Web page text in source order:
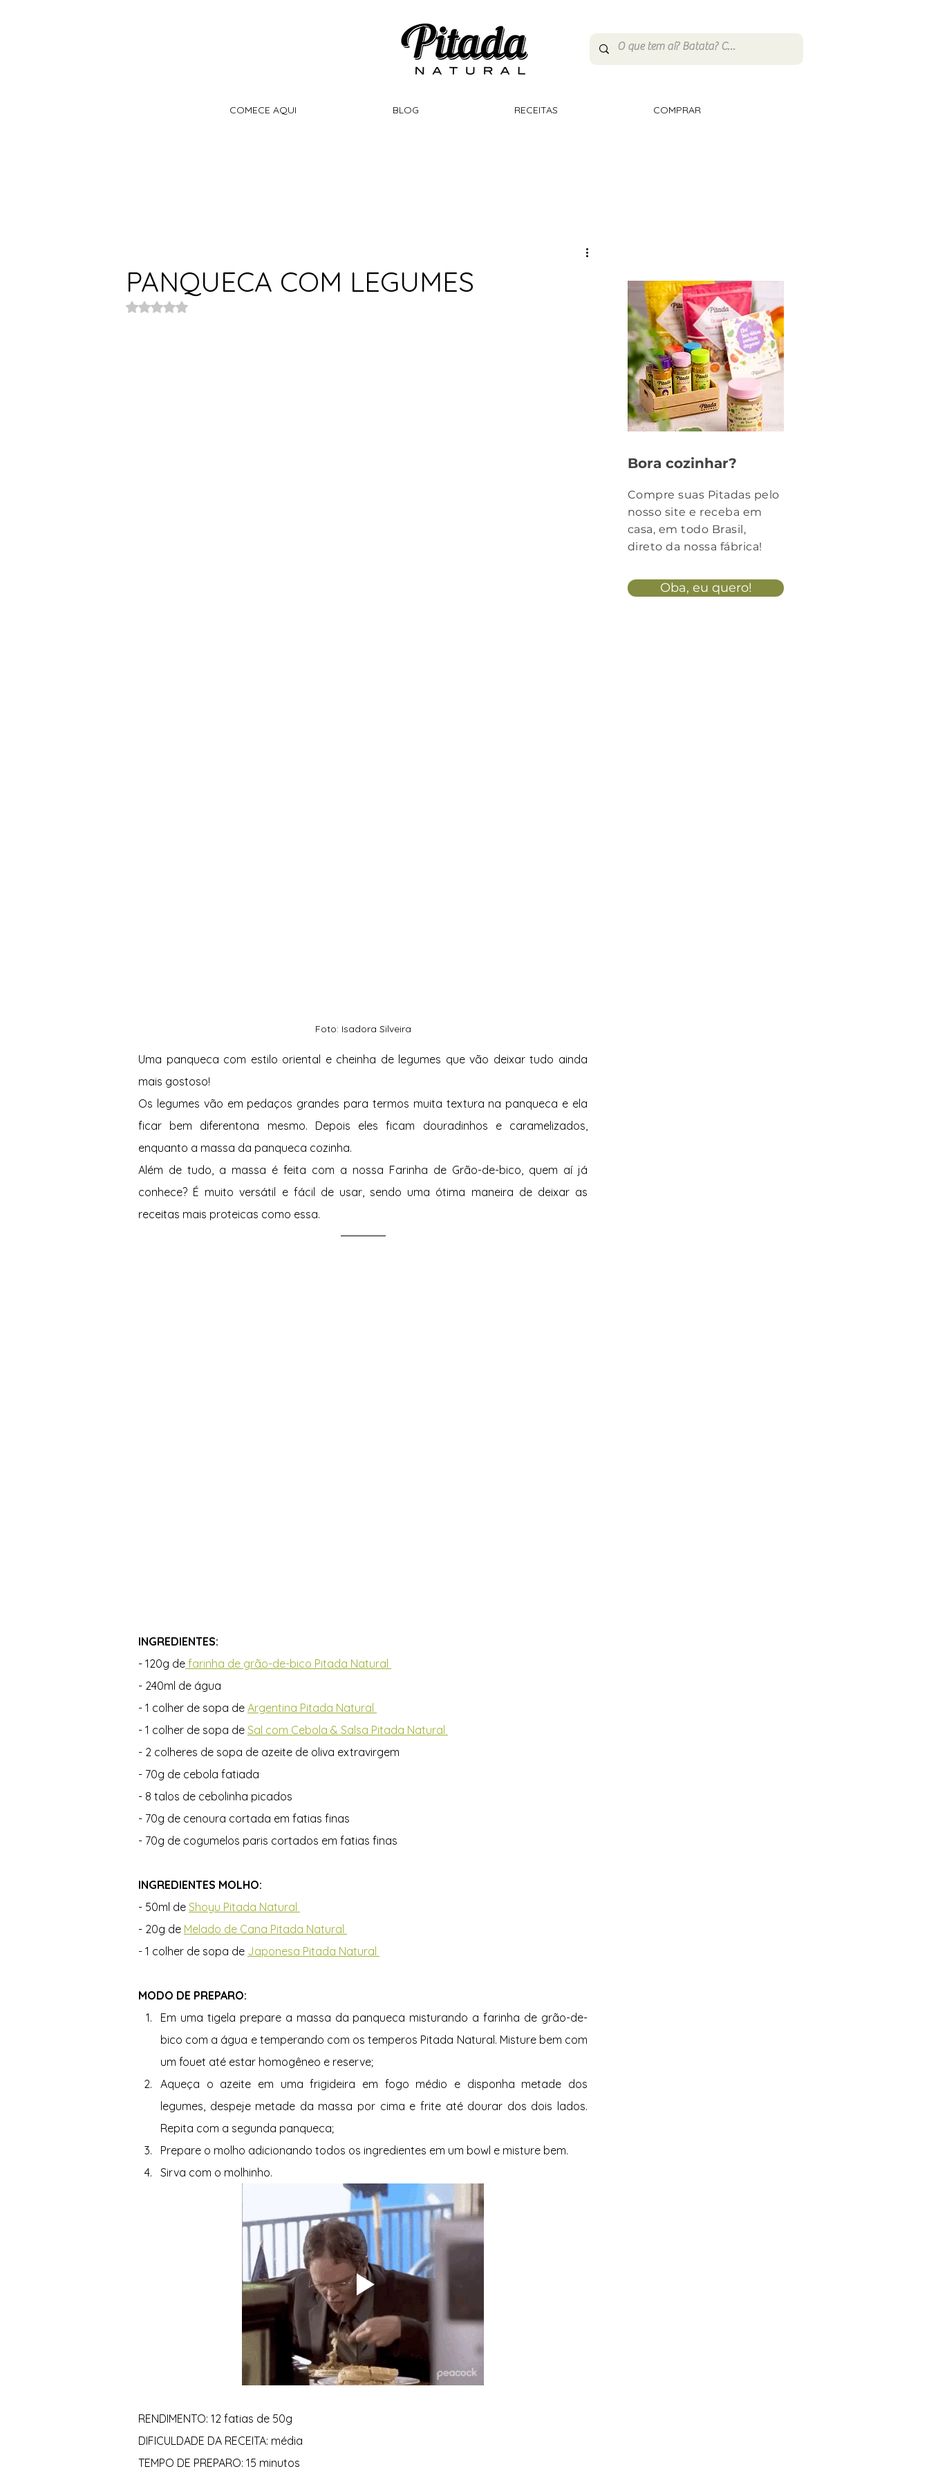
COMECE AQUI BLOG RECEITAS COMPRAR
PANQUECA COM LEGUMES
Avaliado com NaN de 5 estrelas.
Foto: Isadora Silveira
Uma panqueca com estilo oriental e cheinha de legumes que vão deixar tudo ainda
mais gostoso!
Os legumes vão em pedaços grandes para termos muita textura na panqueca e ela
ficar bem diferentona mesmo. Depois eles ficam douradinhos e caramelizados,
enquanto a massa da panqueca cozinha.
Além de tudo, a massa é feita com a nossa Farinha de Grão-de-bico, quem aí já
conhece? É muito versátil e fácil de usar, sendo uma ótima maneira de deixar as
receitas mais proteicas como essa.
INGREDIENTES:
- 120g de farinha de grão-de-bico Pitada Natural
- 240ml de água
- 1 colher de sopa de Argentina Pitada Natural
- 1 colher de sopa de Sal com Cebola & Salsa Pitada Natural
- 2 colheres de sopa de azeite de oliva extravirgem
- 70g de cebola fatiada
- 8 talos de cebolinha picados
- 70g de cenoura cortada em fatias finas
- 70g de cogumelos paris cortados em fatias finas
INGREDIENTES MOLHO:
- 50ml de Shoyu Pitada Natural
- 20g de Melado de Cana Pitada Natural
- 1 colher de sopa de Japonesa Pitada Natural
MODO DE PREPARO:
Em uma tigela prepare a massa da panqueca misturando a farinha de grão-de-
bico com a água e temperando com os temperos Pitada Natural. Misture bem com
um fouet até estar homogêneo e reserve;
Aqueça o azeite em uma frigideira em fogo médio e disponha metade dos
legumes, despeje metade da massa por cima e frite até dourar dos dois lados.
Repita com a segunda panqueca;
Prepare o molho adicionando todos os ingredientes em um bowl e misture bem.
Sirva com o molhinho.
RENDIMENTO: 12 fatias de 50g
DIFICULDADE DA RECEITA: média
TEMPO DE PREPARO: 15 minutos
Bora cozinhar?
Compre suas Pitadas pelo
nosso site e receba em
casa, em todo Brasil,
direto da nossa fábrica!
Oba, eu quero!